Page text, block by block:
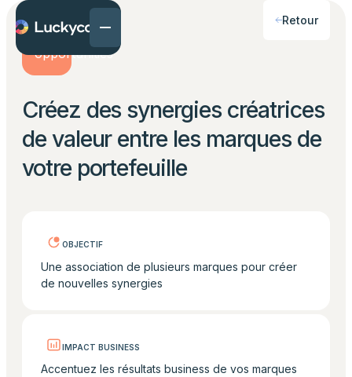
Retour
Créez des synergies créatrices
de valeur entre les marques de
votre portefeuille
OBJECTIF
Une association de plusieurs marques pour créer
de nouvelles synergies
IMPACT BUSINESS
Accentuez les résultats business de vos marques